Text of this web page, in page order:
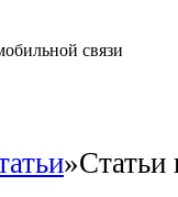
связи
»Статьи